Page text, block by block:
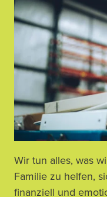
Wir tun alles, was
Familie zu helfen,
finanziell und